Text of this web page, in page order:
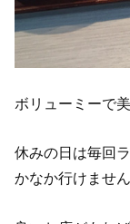
ボリューミーで
休みの日は毎回
かなか行けません